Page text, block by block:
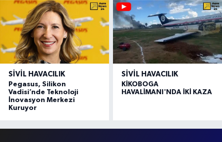
SIVIL HAVACILIK
Pegasus, Silikon
Vadisi’nde Teknoloji
İnovasyon Merkezi
Kuruyor
SIVIL HAVACILIK
KİKOBOGA
HAVALİMANI'NDA İKİ KAZA